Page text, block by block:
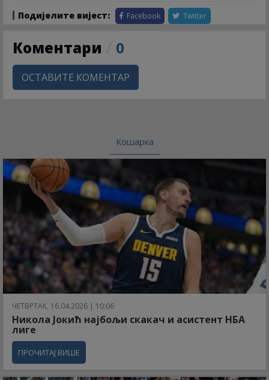
Подијелите вијест: Facebook Twitter
Коментари 0
ОСТАВИТЕ КОМЕНТАР
Кошарка
ЧЕТВРТАК, 16.04.2026 | 10:06
Никола Јокић најбољи скакач и асистент НБА
лиге
ПРОЧИТАЈ ВИШЕ